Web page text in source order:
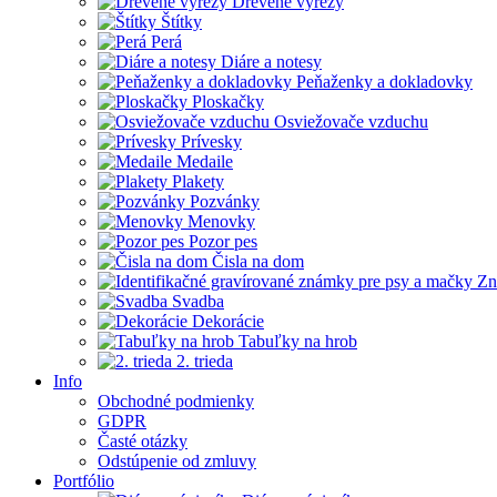
Štítky
Perá
Diáre a notesy
Peňaženky a dokladovky
Ploskačky
Osviežovače vzduchu
Prívesky
Medaile
Plakety
Pozvánky
Menovky
Pozor pes
Čisla na dom
Svadba
Dekorácie
Tabuľky na hrob
2. trieda
Info
Obchodné podmienky
GDPR
Časté otázky
Odstúpenie od zmluvy
Portfólio